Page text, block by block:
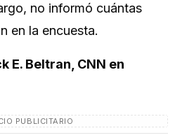
no informó cuántas
en la encuesta.
E. Beltran, CNN en
PUBLICITARIO